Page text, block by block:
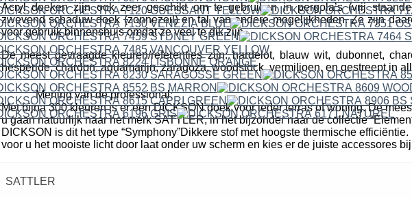
Acryl doeken zijn ook zeer geschikt om te gebruiken in pergola’s (vrij
zwevend schaduw doek (zonnezeil) en tal van andere mogelijkheden. Ze zijn
voor gebruik binnenshuis omdat ze veel te dik zijn.
De meest gevraagde kleuren/referenties zijn: hardelot, blauw wit, dubonnet,
hesperide, chardon, aquamarijn, zaragoza, woodstock, vermiljoen, en gestreept in
Mening van de professional:
Met bijna 300 kleuren is er een DICKSON doek voor ieder terras of woning. De
u gaan natuurlijk naar het merk SATTLER, in het bijzonder naar de collectie
DICKSON is dit het type “Symphony”Dikkere stof met hoogste thermische
voor u het mooiste licht door laat onder uw scherm en kies er de juiste accessores
SATTLER